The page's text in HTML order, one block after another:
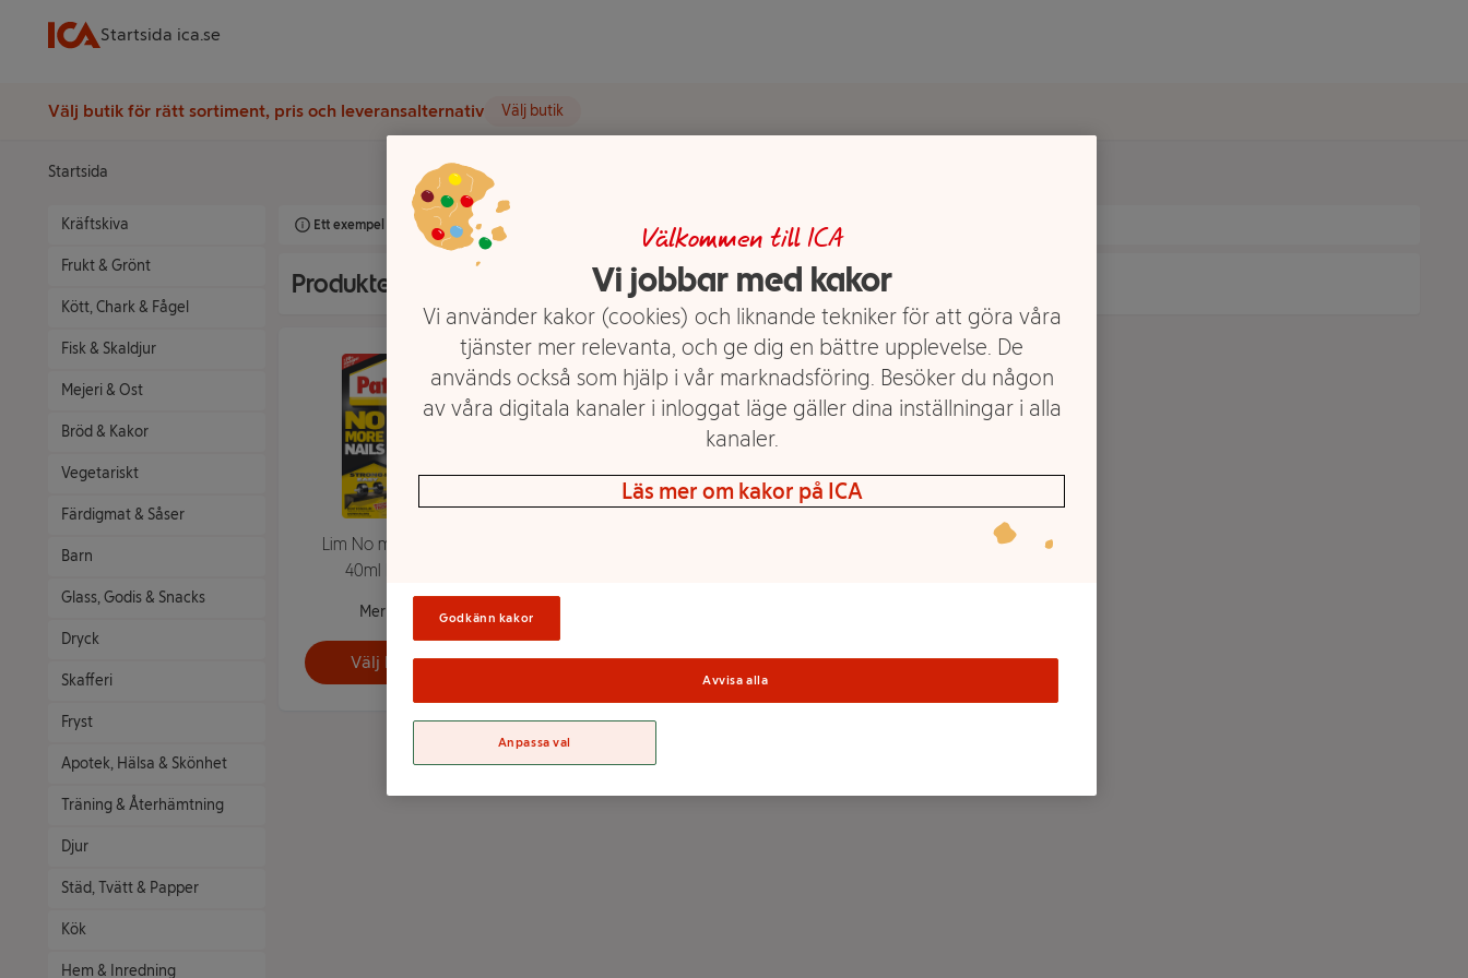
Startsida ica.se
Välj butik för rätt sortiment, pris och leveransalternativ Välj butik
Startsida
Kräftskiva
Frukt & Grönt
Kött, Chark & Fågel
Fisk & Skaldjur
Mejeri & Ost
Bröd & Kakor
Vegetariskt
Färdigmat & Såser
Barn
Glass, Godis & Snacks
Dryck
Skafferi
Fryst
Apotek, Hälsa & Skönhet
Träning & Återhämtning
Djur
Städ, Tvätt & Papper
Kök
Hem & Inredning
Ett exempel på onlinesortiment visas.
Produkter från Pattex
Lim No more nails
40ml Pattex
Mer info
Välj butik Välj butik Välj butik
Välkommen till ICA
Vi jobbar med kakor
Vi använder kakor (cookies) och liknande tekniker för att göra våra
tjänster mer relevanta, och ge dig en bättre upplevelse. De
används också som hjälp i vår marknadsföring. Besöker du någon
av våra digitala kanaler i inloggat läge gäller dina inställningar i alla
kanaler.
Läs mer om kakor på ICA
Godkänn kakor
Avvisa alla
Anpassa val